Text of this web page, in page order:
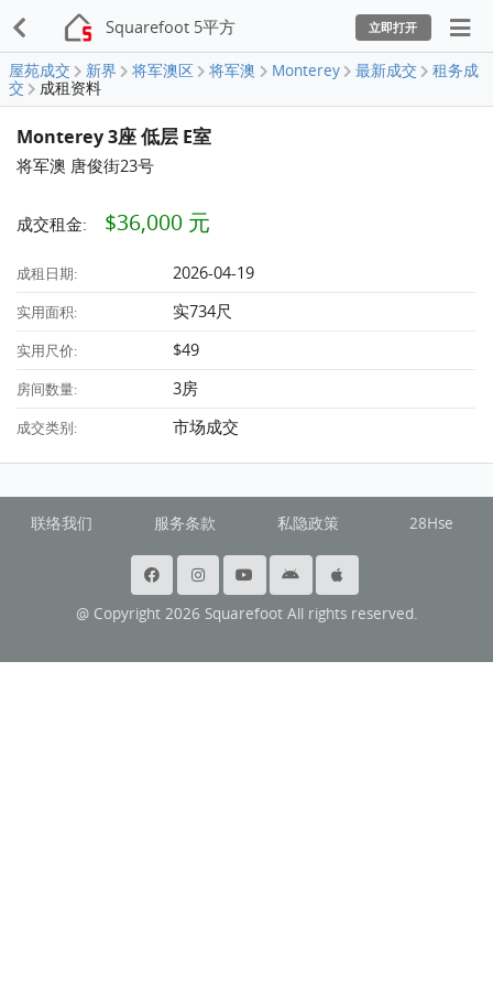
Squarefoot 5平方 立即打开
屋苑成交 新界 将军澳区 将军澳 Monterey 最新成交
租务成
交
成租资料
Monterey 3座 低层 E室
将军澳 唐俊街23号
成交租金: $36,000 元
成租日期: 2026-04-19
实用面积: 实734尺
实用尺价: $49
房间数量: 3房
成交类别: 市场成交
联络我们 服务条款 私隐政策 28Hse
@ Copyright 2026 Squarefoot All rights reserved.